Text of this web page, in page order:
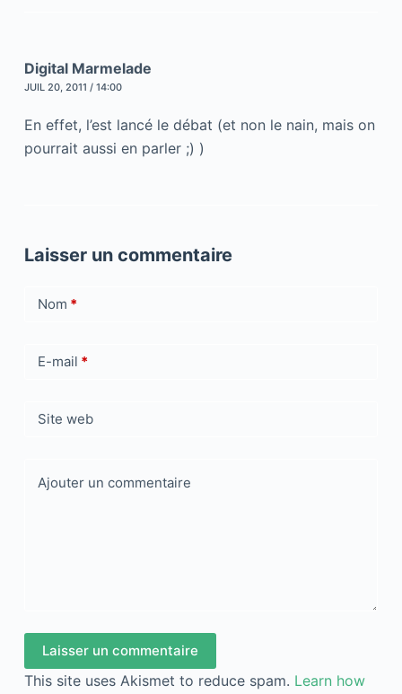
Digital Marmelade
JUIL 20, 2011 / 14:00
En effet, l’est lancé le débat (et non le nain, mais on
pourrait aussi en parler ;) )
Laisser un commentaire
Nom *
E-mail *
Site web
Ajouter un commentaire
Laisser un commentaire
This site uses Akismet to reduce spam. Learn how